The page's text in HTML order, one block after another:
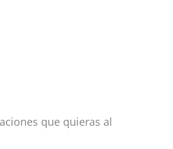
que quieras al